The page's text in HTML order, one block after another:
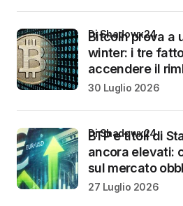
Bitcoin prova a
winter: i tre
accendere il
di Shadowx24
30 Luglio 2026
BTP e titoli di
ancora elevati:
sul mercato
di Shadowx24
27 Luglio 2026